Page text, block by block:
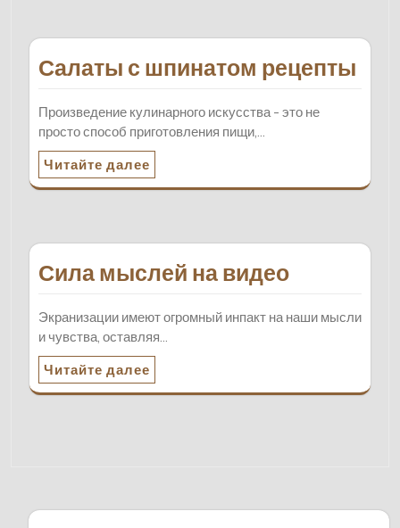
Салаты с шпинатом рецепты
Произведение кулинарного искусства - это не
просто способ приготовления пищи,…
Читайте далее
Сила мыслей на видео
Экранизации имеют огромный инпакт на наши мысли
и чувства, оставляя…
Читайте далее